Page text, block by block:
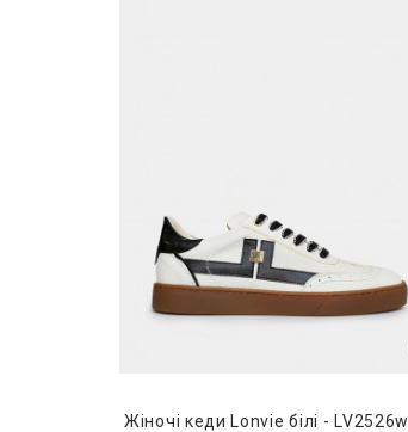
Жіночі кеди Lonvie білі - LV2526w